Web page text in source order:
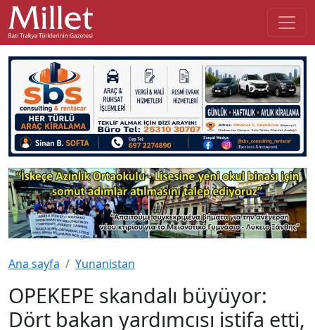
Ana sayfa Yunanistan
OPEKEPE skandalı büyüyor:
Dört bakan yardımcısı istifa etti,